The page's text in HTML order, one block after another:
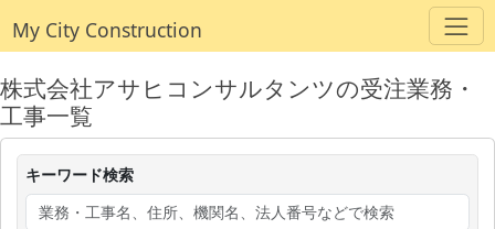
My City Construction
株式会社アサヒコンサルタンツの受注業務・
工事一覧
キーワード検索